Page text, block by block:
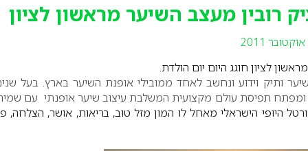
רובין מעצב השיער מראשון לציון
לציון חוגג היום יום הולדת.
ותיק וידוע ונחשב לאחד ממובילי אופנת השיער בארץ. בעל
ומפתח תפיסת עולם מקצועית המשלבת עיצוב שיער אופנתי עם
היופי הישראלי מאחל לו המון מזל טוב, בריאות, אושר, הצלחה,